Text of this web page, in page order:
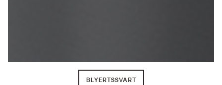
BLYERTSSVART